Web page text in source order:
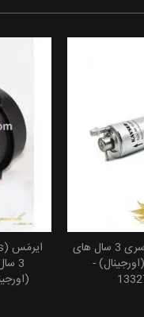
(اورجینال) -
سبد خریدفیلتر بنزین بی ام و سری 3 سال های
2000 تا 2006 (اورجینال) -